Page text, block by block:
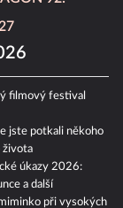
filmový festival
jste potkali někoho
života
úkazy 2026:
a další
při vysokých